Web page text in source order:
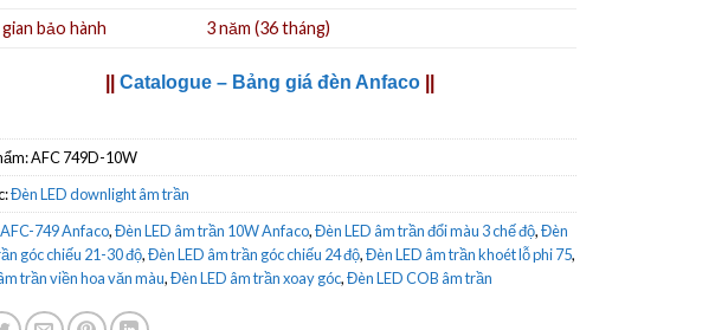
bảo hành
3 năm (36 tháng)
Catalogue – Bảng giá đèn Anfaco
AFC 749D-10W
Đèn LED downlight âm trần
AFC-749 Anfaco,Đèn LED âm trần 10W Anfaco,Đèn LED âm trần đổi màu 3 chế độ,Đèn
góc chiếu 21-30 độ,Đèn LED âm trần góc chiếu 24 độ,Đèn LED âm trần khoét lỗ phi 75,
trần viền hoa văn màu,Đèn LED âm trần xoay góc,Đèn LED COB âm trần